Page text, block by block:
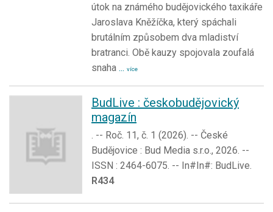
útok na známého budějovického taxikáře
Jaroslava Kněžíčka, který spáchali
brutálním způsobem dva mladiství
bratranci. Obě kauzy spojovala zoufalá
snaha ... více
BudLive : českobudějovický
magazín
. -- Roč. 11, č. 1 (2026). -- České
Budějovice : Bud Media s.r.o., 2026. --
ISSN : 2464-6075. -- In#In#: BudLive.
R434